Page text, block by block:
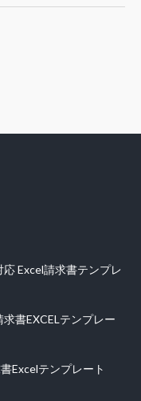
Excel請求書テンプレ
書EXCELテンプレー
Excelテンプレート